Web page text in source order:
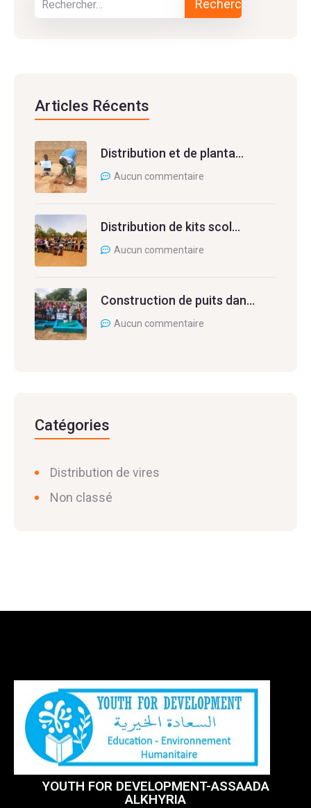
Articles Récents
Distribution et de planta…
Aucun commentaire
Distribution de kits scol…
Aucun commentaire
Construction de puits dan…
Aucun commentaire
Catégories
Distribution de vires
Non classé
YOUTH FOR DEVELOPMENT-ASSAADA
ALKHYRIA